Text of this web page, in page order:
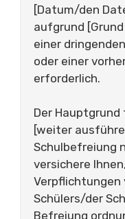
[Datum/den
aufgrund
einer
oder einer
erforderlich.
Der
[weiter
Schulbefreiung
versichere
Verpflichtungen
Schülers/der
Befreiung